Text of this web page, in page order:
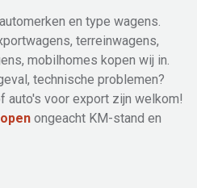
en type wagens.
terreinwagens,
mobilhomes kopen wij in.
technische problemen?
auto's voor export zijn welkom!
ongeacht KM-stand en